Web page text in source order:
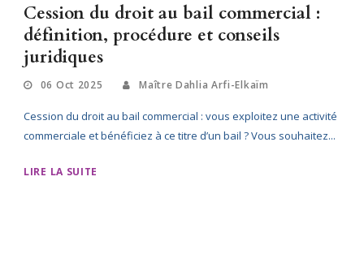
Cession du droit au bail commercial :
définition, procédure et conseils
juridiques
06 Oct 2025 Maître Dahlia Arfi-Elkaïm
Cession du droit au bail commercial : vous exploitez une activité
commerciale et bénéficiez à ce titre d’un bail ? Vous souhaitez...
LIRE LA SUITE